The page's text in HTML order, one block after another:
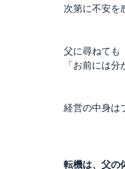
次第に不安を
父に尋ねても
「お前には分
経営の中身は
転機は、父の